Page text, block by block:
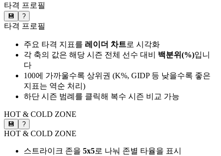
타격 프로필
💾 ?
타격 프로필
주요 타격 지표를 레이더 차트로 시각화
각 축의 값은 해당 시즌 전체 선수 대비 백분위(%)입니
다
100에 가까울수록 상위권 (K%, GIDP 등 낮을수록 좋은
지표는 역순 처리)
하단 시즌 범례를 클릭해 복수 시즌 비교 가능
HOT & COLD ZONE
💾 ?
HOT & COLD ZONE
스트라이크 존을 5x5로 나눠 존별 타율을 표시